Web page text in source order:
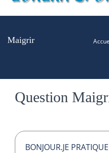
Maigrir
Question
BONJOUR.JE